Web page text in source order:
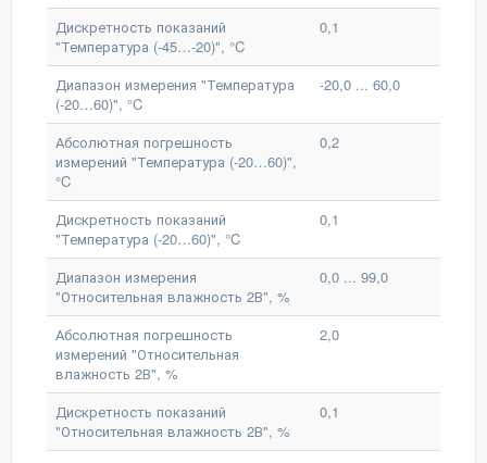
Дискретность показаний
"Температура (-45…-20)", °C
0,1
Диапазон измерения "Температура
(-20…60)", °C
-20,0 ... 60,0
Абсолютная погрешность
измерений "Температура (-20…60)",
°C
0,2
Дискретность показаний
"Температура (-20…60)", °C
0,1
Диапазон измерения
"Относительная влажность 2В", %
0,0 ... 99,0
Абсолютная погрешность
измерений "Относительная
влажность 2В", %
2,0
Дискретность показаний
"Относительная влажность 2В", %
0,1